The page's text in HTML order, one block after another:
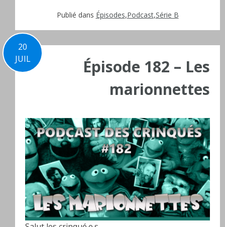
Publié dans Épisodes,Podcast,Série B
20
JUIL
Épisode 182 – Les
marionnettes